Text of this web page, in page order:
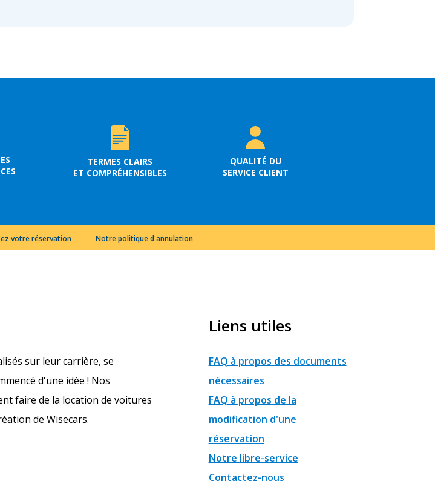
TERMES CLAIRS
ET COMPRÉHENSIBLES
QUALITÉ DU
SERVICE CLIENT
votre réservation Notre politique d'annulation
sur leur carrière, se
d'une idée ! Nos
faire de la location de voitures
de Wisecars.
Liens utiles
FAQ à propos des documents
nécessaires
FAQ à propos de la
modification d'une
réservation
Notre libre-service
Contactez-nous